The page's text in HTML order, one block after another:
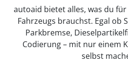
autoaid bietet alles, was du
Fahrzeugs brauchst. Egal ob
Parkbremse,
Codierung – mit nur einem
selbst